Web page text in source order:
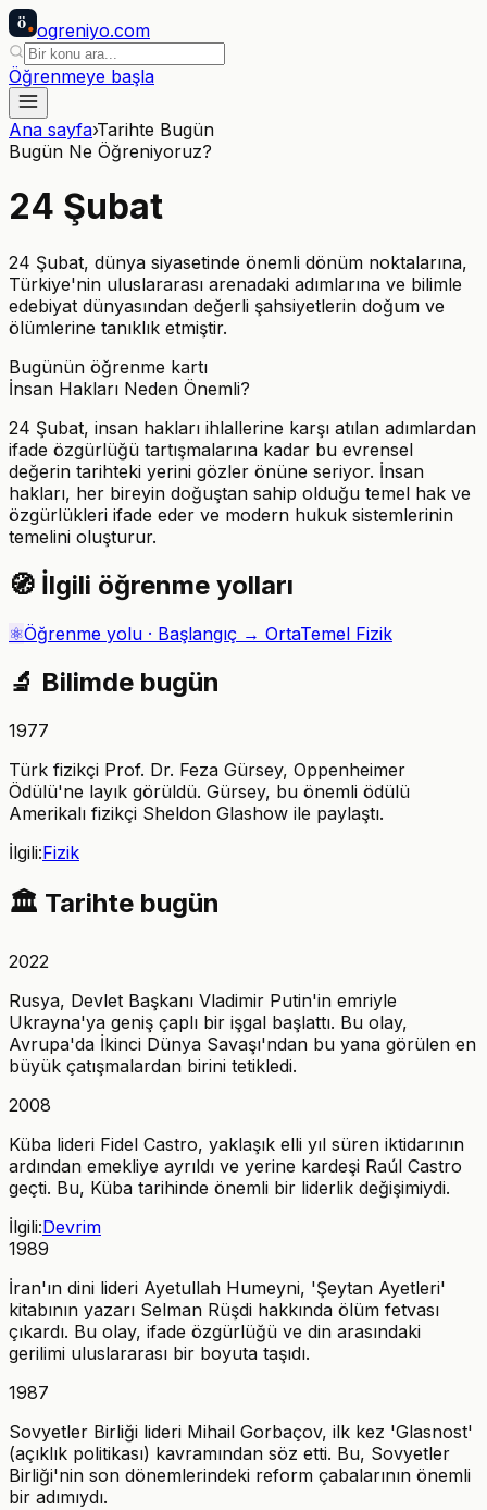
ö ogreniyo.com
Öğrenmeye başla
Ana sayfa›Tarihte Bugün
Bugün Ne Öğreniyoruz?
24 Şubat
24 Şubat, dünya siyasetinde önemli dönüm noktalarına,
Türkiye'nin uluslararası arenadaki adımlarına ve bilimle
edebiyat dünyasından değerli şahsiyetlerin doğum ve
ölümlerine tanıklık etmiştir.
Bugünün öğrenme kartı
İnsan Hakları Neden Önemli?
24 Şubat, insan hakları ihlallerine karşı atılan adımlardan
ifade özgürlüğü tartışmalarına kadar bu evrensel
değerin tarihteki yerini gözler önüne seriyor. İnsan
hakları, her bireyin doğuştan sahip olduğu temel hak ve
özgürlükleri ifade eder ve modern hukuk sistemlerinin
temelini oluşturur.
🧭 İlgili öğrenme yolları
⚛️Öğrenme yolu · Başlangıç → OrtaTemel Fizik
🔬 Bilimde bugün
1977
Türk fizikçi Prof. Dr. Feza Gürsey, Oppenheimer
Ödülü'ne layık görüldü. Gürsey, bu önemli ödülü
Amerikalı fizikçi Sheldon Glashow ile paylaştı.
İlgili:Fizik
🏛️ Tarihte bugün
2022
Rusya, Devlet Başkanı Vladimir Putin'in emriyle
Ukrayna'ya geniş çaplı bir işgal başlattı. Bu olay,
Avrupa'da İkinci Dünya Savaşı'ndan bu yana görülen en
büyük çatışmalardan birini tetikledi.
2008
Küba lideri Fidel Castro, yaklaşık elli yıl süren iktidarının
ardından emekliye ayrıldı ve yerine kardeşi Raúl Castro
geçti. Bu, Küba tarihinde önemli bir liderlik değişimiydi.
İlgili:Devrim
1989
İran'ın dini lideri Ayetullah Humeyni, 'Şeytan Ayetleri'
kitabının yazarı Selman Rüşdi hakkında ölüm fetvası
çıkardı. Bu olay, ifade özgürlüğü ve din arasındaki
gerilimi uluslararası bir boyuta taşıdı.
1987
Sovyetler Birliği lideri Mihail Gorbaçov, ilk kez 'Glasnost'
(açıklık politikası) kavramından söz etti. Bu, Sovyetler
Birliği'nin son dönemlerindeki reform çabalarının önemli
bir adımıydı.